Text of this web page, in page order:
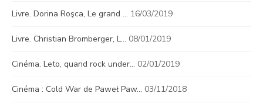
Livre. Dorina Roşca, Le grand … 16/03/2019
Livre. Christian Bromberger, L… 08/01/2019
Cinéma. Leto, quand rock under… 02/01/2019
Cinéma : Cold War de Paweł Paw… 03/11/2018